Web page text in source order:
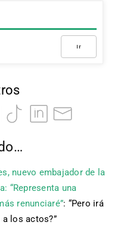
Ir
nuevo embajador de la
“Representa una
renunciaré”: “Pero irá
a los actos?”